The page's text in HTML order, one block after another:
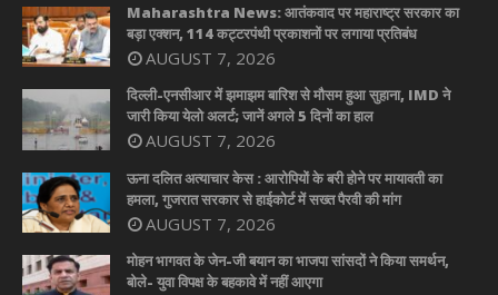
Maharashtra News: आतंकवाद पर महाराष्ट्र सरकार का
बड़ा एक्शन, 114 कट्टरपंथी प्रकाशनों पर लगाया प्रतिबंध
AUGUST 7, 2026
दिल्ली-एनसीआर में झमाझम बारिश से मौसम हुआ सुहाना, IMD ने
जारी किया येलो अलर्ट; जानें अगले 5 दिनों का हाल
AUGUST 7, 2026
ऊना दलित अत्याचार केस : आरोपियों के बरी होने पर मायावती का
हमला, गुजरात सरकार से हाईकोर्ट में सख्त पैरवी की मांग
AUGUST 7, 2026
मोहन भागवत के जेन-जी बयान का भाजपा सांसदों ने किया समर्थन,
बोले- युवा विपक्ष के बहकावे में नहीं आएगा